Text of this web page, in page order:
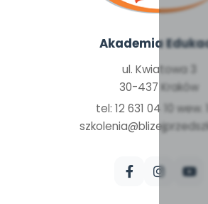
Akademia
ul. Kwiatowa 3
30-437 Kraków
tel: 12 631 04 10 wew.